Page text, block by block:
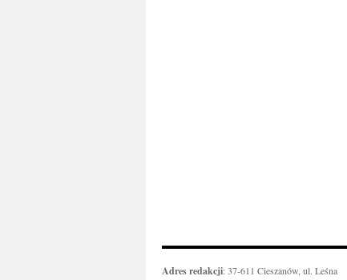
Adres redakcji: 37-611 Cieszanów, ul. Leśna